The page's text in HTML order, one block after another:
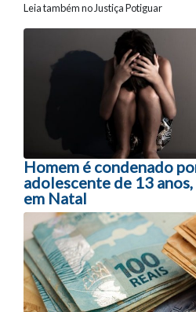
Leia também no Justiça Potiguar
Navegação
Homem é condenado
adolescente de 13
em Natal